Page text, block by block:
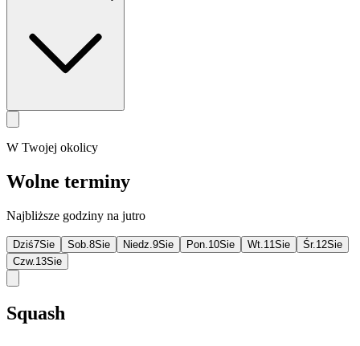
W Twojej okolicy
Wolne terminy
Najbliższe godziny na jutro
Dziś7Sie Sob. 8Sie Niedz. 9Sie Pon. 10Sie Wt. 11Sie Śr. 12Sie
Czw. 13Sie
Squash